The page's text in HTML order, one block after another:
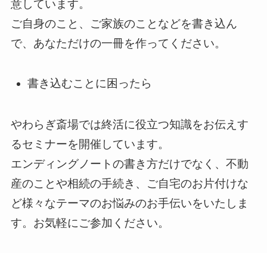
意しています。
ご自身のこと、ご家族のことなどを書き込ん
で、あなただけの一冊を作ってください。
書き込むことに困ったら
やわらぎ斎場では終活に役立つ知識をお伝えす
るセミナーを開催しています。
エンディングノートの書き方だけでなく、不動
産のことや相続の手続き、ご自宅のお片付けな
ど様々なテーマのお悩みのお手伝いをいたしま
す。お気軽にご参加ください。